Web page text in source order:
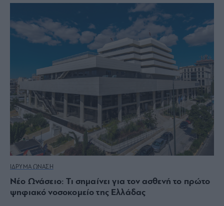
ΙΔΡΥΜΑ ΩΝΑΣΗ
Νέο Ωνάσειο: Τι σημαίνει για τον ασθενή το πρώτο
ψηφιακό νοσοκομείο της Ελλάδας